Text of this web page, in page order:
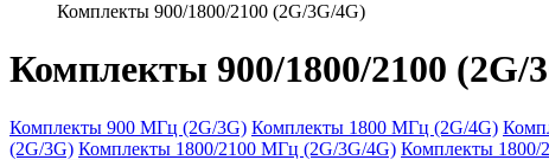
Комплекты 900/1800/2100 (2G/3G/4G)
Комплекты 900/1800/2100 (2G/
Комплекты 900 МГц (2G/3G) Комплекты 1800 МГц (2G/4G)
(2G/3G) Комплекты 1800/2100 МГц (2G/3G/4G) Комплекты 1800/